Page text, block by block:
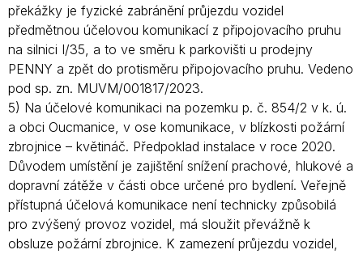
překážky je fyzické zabránění průjezdu vozidel
předmětnou účelovou komunikací z připojovacího pruhu
na silnici I/35, a to ve směru k parkovišti u prodejny
PENNY a zpět do protisměru připojovacího pruhu. Vedeno
pod sp. zn. MUVM/001817/2023.
5) Na účelové komunikaci na pozemku p. č. 854/2 v k. ú.
a obci Oucmanice, v ose komunikace, v blízkosti požární
zbrojnice – květináč. Předpoklad instalace v roce 2020.
Důvodem umístění je zajištění snížení prachové, hlukové a
dopravní zátěže v části obce určené pro bydlení. Veřejně
přístupná účelová komunikace není technicky způsobilá
pro zvýšený provoz vozidel, má sloužit převážně k
obsluze požární zbrojnice. K zamezení průjezdu vozidel,